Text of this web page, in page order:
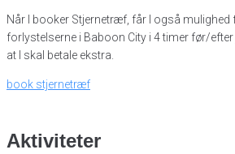
Når I booker Stjernetræf, får I også mulighed
forlystelserne i Baboon City i 4 timer før/
at I skal betale ekstra.
book stjernetræf
Aktiviteter